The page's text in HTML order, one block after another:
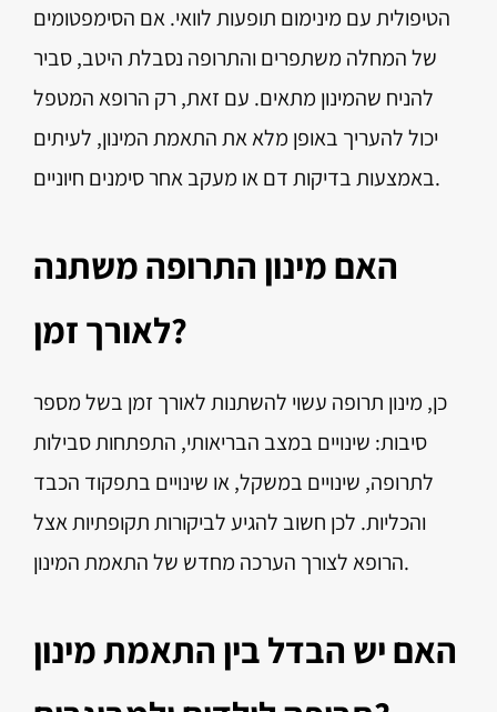
הטיפולית עם מינימום תופעות לוואי. אם הסימפטומים
של המחלה משתפרים והתרופה נסבלת היטב, סביר
להניח שהמינון מתאים. עם זאת, רק הרופא המטפל
יכול להעריך באופן מלא את התאמת המינון, לעיתים
באמצעות בדיקות דם או מעקב אחר סימנים חיוניים.
האם מינון התרופה משתנה
לאורך זמן?
כן, מינון תרופה עשוי להשתנות לאורך זמן בשל מספר
סיבות: שינויים במצב הבריאותי, התפתחות סבילות
לתרופה, שינויים במשקל, או שינויים בתפקוד הכבד
והכליות. לכן חשוב להגיע לביקורות תקופתיות אצל
הרופא לצורך הערכה מחדש של התאמת המינון.
האם יש הבדל בין התאמת מינון